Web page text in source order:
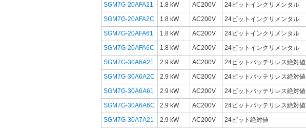
SGM7G-20AFA21
1.8 kW AC200V 24ビットインクリメンタル
SGM7G-20AFA2C
1.8 kW AC200V 24ビットインクリメンタル
SGM7G-20AFA61
1.8 kW AC200V 24ビットインクリメンタル
SGM7G-20AFA6C
1.8 kW AC200V 24ビットインクリメンタル
SGM7G-30A6A21
2.9 kW AC200V 24ビットバッテリレス絶対値
SGM7G-30A6A2C
2.9 kW AC200V 24ビットバッテリレス絶対値
SGM7G-30A6A61
2.9 kW AC200V 24ビットバッテリレス絶対値
SGM7G-30A6A6C
2.9 kW AC200V 24ビットバッテリレス絶対値
SGM7G-30A7A21
2.9 kW AC200V 24ビット絶対値